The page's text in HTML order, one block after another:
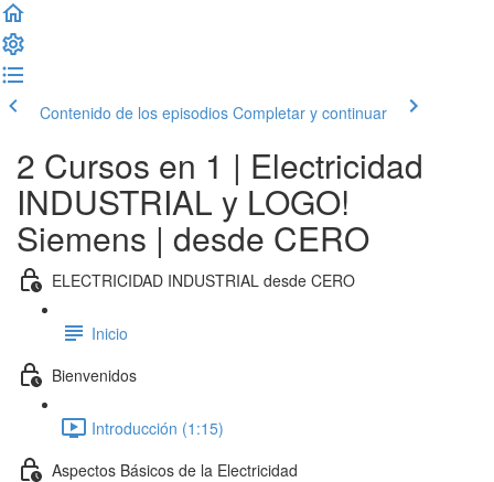
Contenido de los episodios Completar y continuar
2 Cursos en 1 | Electricidad
INDUSTRIAL y LOGO!
Siemens | desde CERO
ELECTRICIDAD INDUSTRIAL desde CERO
Inicio
Bienvenidos
Introducción (1:15)
Aspectos Básicos de la Electricidad